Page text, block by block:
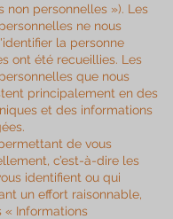
non personnelles »). Les
ne nous
la personne
ont été recueillies. Les
que nous
principalement en des
et des informations
de vous
c’est-à-dire les
identifient ou qui
un effort raisonnable,
« Informations